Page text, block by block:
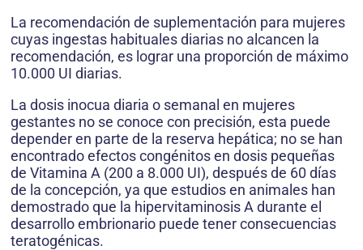
La recomendación de suplementación para mujeres
cuyas ingestas habituales diarias no alcancen la
recomendación, es lograr una proporción de máximo
10.000 UI diarias.
La dosis inocua diaria o semanal en mujeres
gestantes no se conoce con precisión, esta puede
depender en parte de la reserva hepática; no se han
encontrado efectos congénitos en dosis pequeñas
de Vitamina A (200 a 8.000 UI), después de 60 días
de la concepción, ya que estudios en animales han
demostrado que la hipervitaminosis A durante el
desarrollo embrionario puede tener consecuencias
teratogénicas.